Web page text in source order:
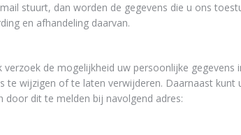
stuurt, dan worden de gegevens die u ons
en afhandeling daarvan.
de mogelijkheid uw persoonlijke
wijzigen of te laten verwijderen. Daarnaast
dit te melden bij navolgend adres: